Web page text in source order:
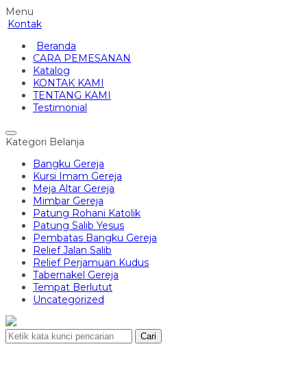
Menu
Kontak
Beranda
CARA PEMESANAN
Katalog
KONTAK KAMI
TENTANG KAMI
Testimonial
Kategori Belanja
Bangku Gereja
Kursi Imam Gereja
Meja Altar Gereja
Mimbar Gereja
Patung Rohani Katolik
Patung Salib Yesus
Pembatas Bangku Gereja
Relief Jalan Salib
Relief Perjamuan Kudus
Tabernakel Gereja
Tempat Berlutut
Uncategorized
Cari